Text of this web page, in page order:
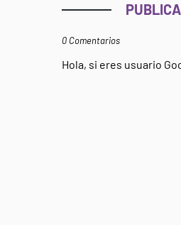
0 Comentarios
Hola, si eres usuario